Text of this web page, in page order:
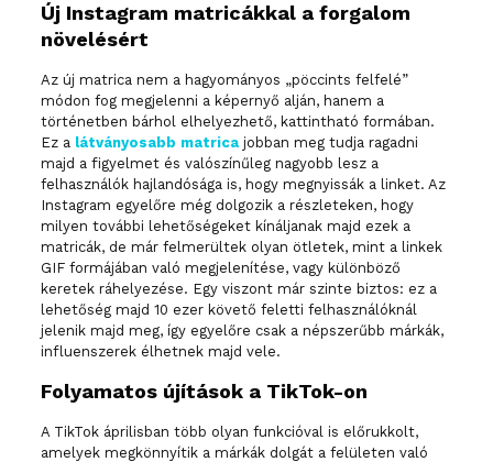
Új Instagram matricákkal a forgalom
növelésért
Az új matrica nem a hagyományos „pöccints felfelé”
módon fog megjelenni a képernyő alján, hanem a
történetben bárhol elhelyezhető, kattintható formában.
Ez a látványosabb matricajobban meg tudja ragadni
majd a figyelmet és valószínűleg nagyobb lesz a
felhasználók hajlandósága is, hogy megnyissák a linket. Az
Instagram egyelőre még dolgozik a részleteken, hogy
milyen további lehetőségeket kínáljanak majd ezek a
matricák, de már felmerültek olyan ötletek, mint a linkek
GIF formájában való megjelenítése, vagy különböző
keretek ráhelyezése. Egy viszont már szinte biztos: ez a
lehetőség majd 10 ezer követő feletti felhasználóknál
jelenik majd meg, így egyelőre csak a népszerűbb márkák,
influenszerek élhetnek majd vele.
Folyamatos újítások a TikTok-on
A TikTok áprilisban több olyan funkcióval is előrukkolt,
amelyek megkönnyítik a márkák dolgát a felületen való